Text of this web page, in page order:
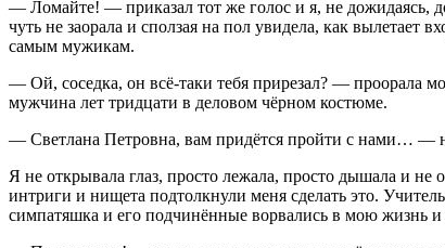
— Ломайте! — приказал тот же голос и я, не дожидаясь,
чуть не заорала и сползая на пол увидела, как
самым мужикам.
— Ой, соседка, он всё-таки тебя прирезал? — проорала
мужчина лет тридцати в деловом чёрном костюме.
— Светлана Петровна, вам придётся пройти с нами… —
Я не открывала глаз, просто лежала, просто дышала и
интриги и нищета подтолкнули меня сделать это.
симпатяшка и его подчинённые ворвались в мою жизнь